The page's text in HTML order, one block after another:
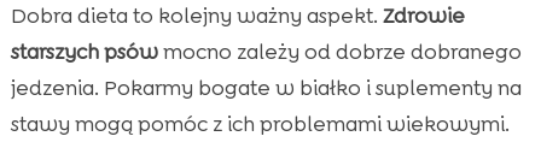
Dobra dieta to kolejny ważny aspekt. Zdrowie
starszych psówmocno zależy od dobrze dobranego
jedzenia. Pokarmy bogate w białko i suplementy na
stawy mogą pomóc z ich problemami wiekowymi.